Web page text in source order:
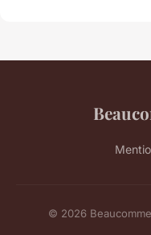
© 2026